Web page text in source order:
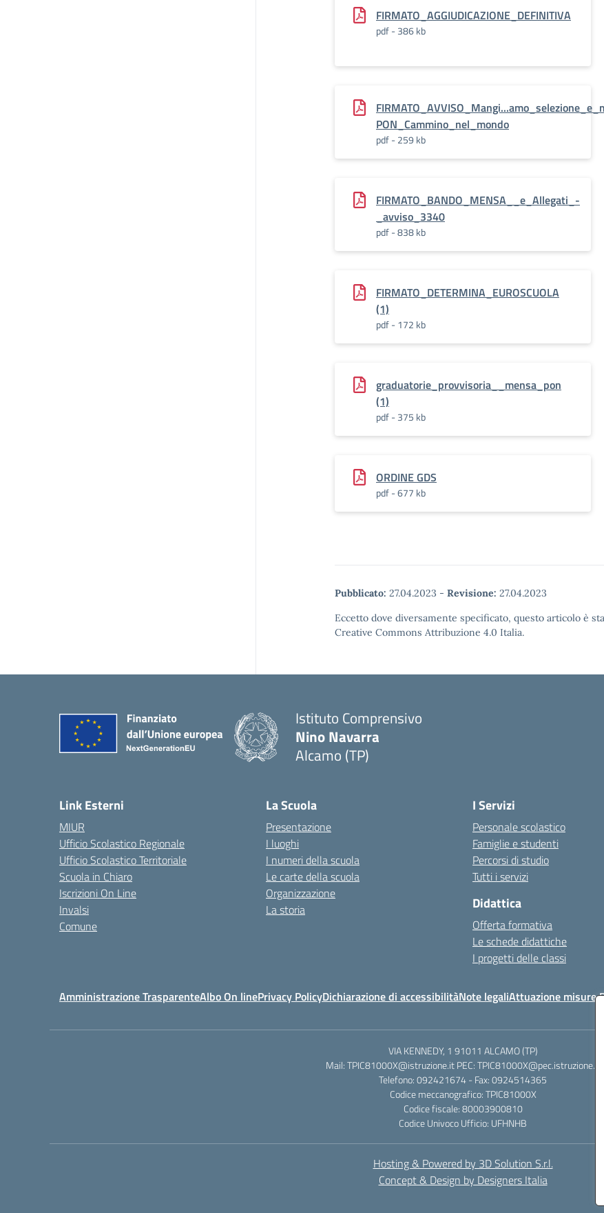
FIRMATO_AGGIUDICAZIONE_DEFINITIVA
pdf - 386 kb
PON_Cammino_nel_mondo
pdf - 259 kb
FIRMATO_BANDO_MENSA__e_Allegati_-
_avviso_3340
pdf - 838 kb
FIRMATO_DETERMINA_EUROSCUOLA
(1)
pdf - 172 kb
graduatorie_provvisoria__mensa_pon
(1)
pdf - 375 kb
ORDINE GDS
pdf - 677 kb
Pubblicato: 27.04.2023 - Revisione: 27.04.2023
Eccetto dove diversamente specificato, questo articolo è
Creative Commons Attribuzione 4.0 Italia.
Istituto Comprensivo
Nino Navarra
Alcamo (TP)
Link Esterni
MIUR
Ufficio Scolastico Regionale
Ufficio Scolastico Territoriale
Scuola in Chiaro
Iscrizioni On Line
Invalsi
Comune
La Scuola
Presentazione
I luoghi
I numeri della scuola
Le carte della scuola
Organizzazione
La storia
I Servizi
Personale scolastico
Famiglie e studenti
Percorsi di studio
Tutti i servizi
Didattica
Offerta formativa
Le schede didattiche
I progetti delle classi
Amministrazione TrasparenteAlbo On linePrivacy PolicyDichiarazione di accessibilitàNote legaliAttuazione misure
VIA KENNEDY, 1 91011 ALCAMO (TP)
Mail: TPIC81000X@istruzione.it PEC: TPIC81000X@pec.istruzione.it
Telefono: 092421674 - Fax: 0924514365
Codice meccanografico: TPIC81000X
Codice fiscale: 80003900810
Codice Univoco Ufficio: UFHNHB
Hosting & Powered by 3D Solution S.r.l.
Concept & Design by Designers Italia